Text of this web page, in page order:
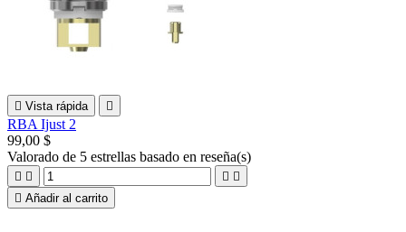
 Vista rápida 
RBA Ijust 2
99,00 $
Valorado de 5 estrellas basado en reseña(s)
   
 Añadir al carrito